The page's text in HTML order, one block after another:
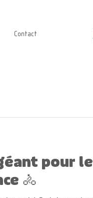
Contact
pour le
🚴